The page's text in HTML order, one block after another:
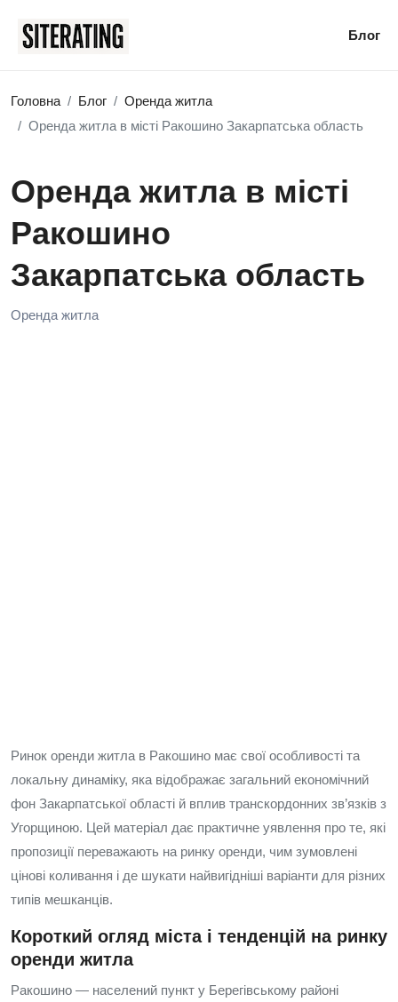
Блог
Головна Блог
Оренда житла
Оренда житла в місті Ракошино Закарпатська область
Оренда житла в місті
Ракошино
Закарпатська область
Оренда житла
Ринок оренди житла в Ракошино має свої особливості та
локальну динаміку, яка відображає загальний економічний
фон Закарпатської області й вплив транскордонних зв’язків з
Угорщиною. Цей матеріал дає практичне уявлення про те, які
пропозиції переважають на ринку оренди, чим зумовлені
цінові коливання і де шукати найвигідніші варіанти для різних
типів мешканців.
Короткий огляд міста і тенденцій на ринку
оренди житла
Ракошино — населений пункт у Берегівському районі